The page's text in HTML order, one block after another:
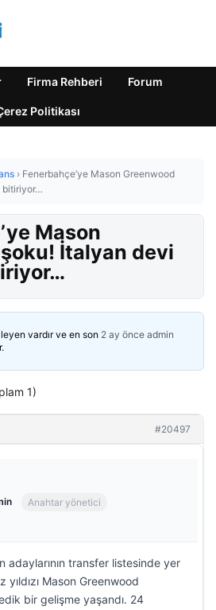
Firma Rehberi Forum
Politikası
› Fenerbahçe’ye Mason Greenwood
bitiriyor…
Mason
İtalyan devi
vardır ve en son 2 ay önce admin
1)
#20497
Anahtar yönetici
adaylarının transfer listesinde yer
yıldızı Mason Greenwood
bir gelişme yaşandı. 24